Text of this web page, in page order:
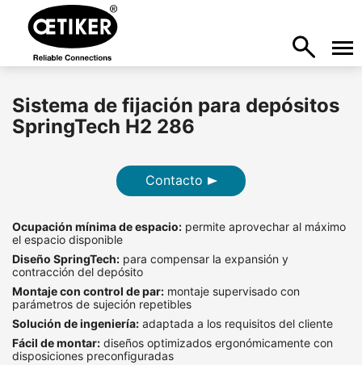
Sistema de fijación para depósitos
SpringTech H2 286
Contacto
Ocupación mínima de espacio: permite aprovechar al máximo
el espacio disponible
Diseño SpringTech: para compensar la expansión y
contracción del depósito
Montaje con control de par: montaje supervisado con
parámetros de sujeción repetibles
Solución de ingeniería: adaptada a los requisitos del cliente
Fácil de montar: diseños optimizados ergonómicamente con
disposiciones preconfiguradas